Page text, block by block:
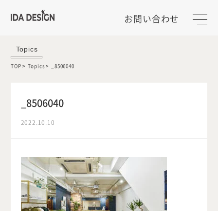
お問い合わせ
Topics
TOP Topics _8506040
_8506040
2022.10.10